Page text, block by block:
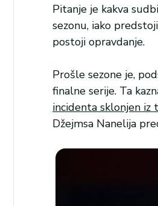
Pitanje je kakva
sezonu, iako
postoji opravdanje.
Prošle sezone je,
finalne serije. Ta
incidenta sklonjen iz
Džejmsa Nanelija